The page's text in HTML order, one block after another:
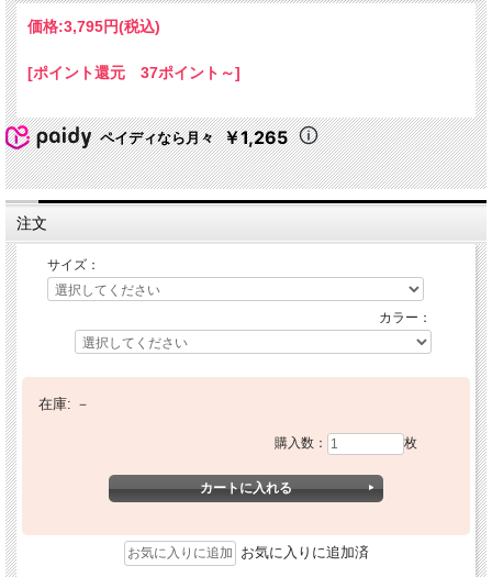
価格:3,795円(税込)
[ポイント還元 37ポイント～]
ペイディなら月々 ￥1,265
注文
サイズ：
カラー：
在庫: －
購入数： 枚
お気に入りに追加済